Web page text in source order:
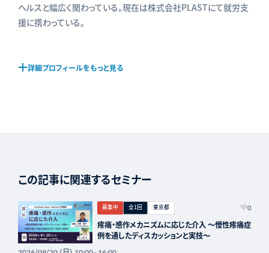
ヘルスと幅広く関わっている。現在は株式会社PLASTにて就労支
援に携わっている。
詳細プロフィールをもっと見る
この記事に関連するセミナー
募集中 全1回 東京都 0
疼痛・感作メカニズムに応じた介入 〜慢性疼痛症
例を通したディスカッションと実技〜